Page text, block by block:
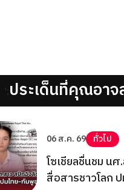
';ประเด็นที่คุณอาจ
06 ส.ค. 69 ทั่วไป
โซเชียลชื่นชม น
สื่อสารชาวโลก